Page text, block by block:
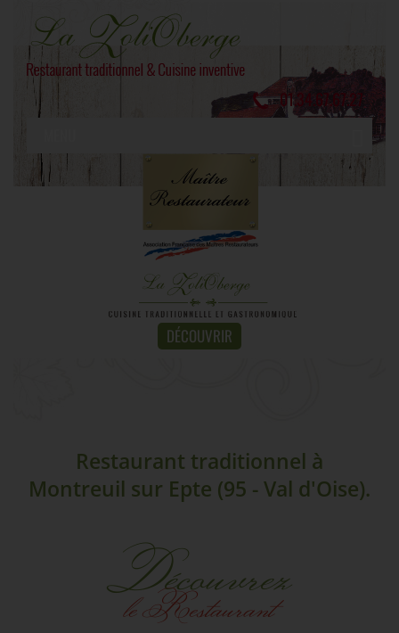
01.34.67.67.27
DÉCOUVRIR
Restaurant traditionnel à
Montreuil sur Epte (95 - Val d'Oise).
Découvrez
le Restaurant